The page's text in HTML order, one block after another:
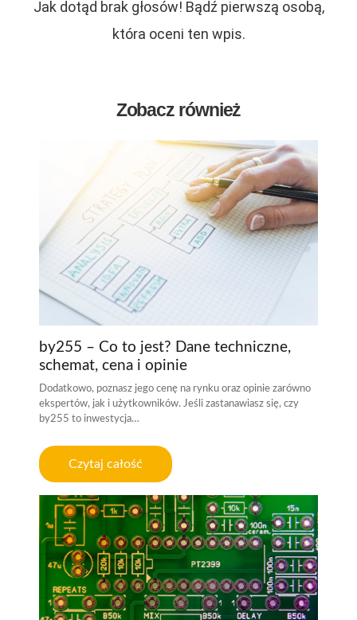
Jak dotąd brak głosów! Bądź pierwszą osobą,
która oceni ten wpis.
Zobacz również
by255 – Co to jest? Dane techniczne,
schemat, cena i opinie
Dodatkowo, poznasz jego cenę na rynku oraz opinie zarówno
ekspertów, jak i użytkowników. Jeśli zastanawiasz się, czy
by255 to inwestycja…
Czytaj całość